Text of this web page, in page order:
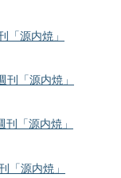
「源内焼」
刊「源内焼」
刊「源内焼」
「源内焼」